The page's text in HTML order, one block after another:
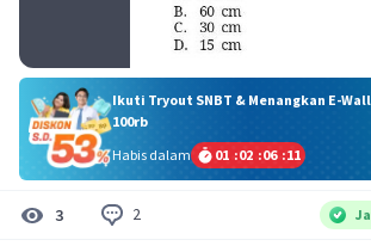
Ikuti Tryout SNBT & Menangkan E-
100rb
Habis dalam
01 :02 :06 :11
3 2